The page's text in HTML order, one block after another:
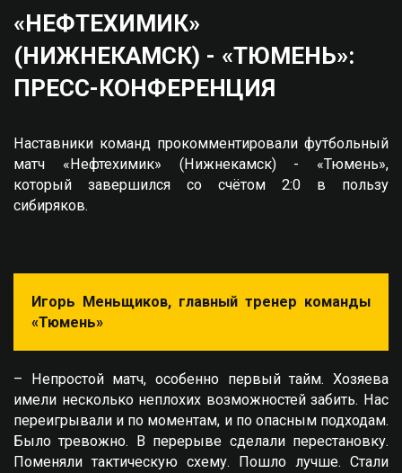
«НЕФТЕХИМИК»
(НИЖНЕКАМСК) - «ТЮМЕНЬ»:
ПРЕСС-КОНФЕРЕНЦИЯ
Наставники команд прокомментировали футбольный
матч «Нефтехимик» (Нижнекамск) - «Тюмень»,
который завершился со счётом 2:0 в пользу
сибиряков.
Игорь Меньщиков, главный тренер команды
«Тюмень»
– Непростой матч, особенно первый тайм. Хозяева
имели несколько неплохих возможностей забить. Нас
переигрывали и по моментам, и по опасным подходам.
Было тревожно. В перерыве сделали перестановку.
Поменяли тактическую схему. Пошло лучше. Стали